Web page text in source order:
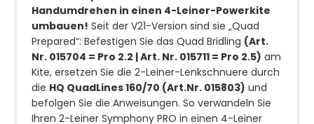
Handumdrehen in einen 4-Leiner-Powerkite
umbauen! Seit der V21-Version sind sie „Quad
Prepared“: Befestigen Sie das Quad Bridling (Art.
Nr. 015704 = Pro 2.2 | Art. Nr. 015711 = Pro 2.5) am
Kite, ersetzen Sie die 2-Leiner-Lenkschnuere durch
die HQ QuadLines 160/70 (Art.Nr. 015803) und
befolgen Sie die Anweisungen. So verwandeln Sie
Ihren 2-Leiner Symphony PRO in einen 4-Leiner